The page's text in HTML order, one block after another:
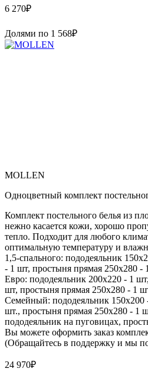
6 270₽
Долями по 1 568₽
MOLLEN
Одноцветный комплект
Комплект постельного белья из
нежно касается кожи, хорошо
тепло. Подходит для любого
оптимальную температуру и
1,5-спального: пододеяльник
- 1 шт, простыня прямая 250х280 -
Евро: пододеяльник 200х220 - 1
шт, простыня прямая 250х280 - 1
Семейный: пододеяльник 150х200
шт., простыня прямая 250х280 - 1
пододеяльник на пуговицах,
Вы можете оформить заказ
(Обращайтесь в поддержку и мы
24 970₽